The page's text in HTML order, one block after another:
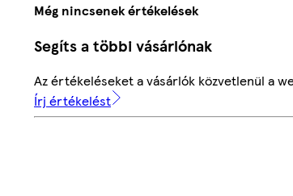
Még nincsenek értékelések
Segíts a többi vásárlónak
Az értékeléseket a vásárlók közvetlenül a
Írj értékelést